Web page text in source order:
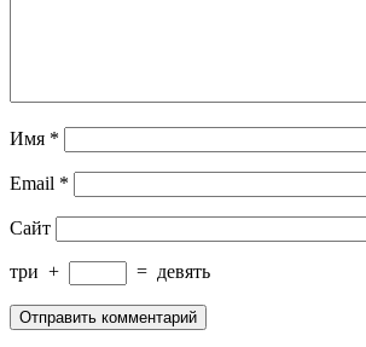
Имя *
Email *
Сайт
три + = девять